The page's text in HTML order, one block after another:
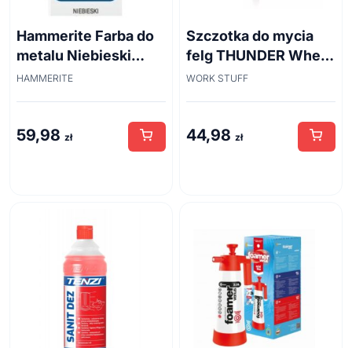
Hammerite Farba do
metalu Niebieski
połysk 0,7 l
HAMMERITE
59,98 zł
Szczotka do mycia
felg THUNDER Wheel
Brush 45cm
WORK STUFF
44,98 zł